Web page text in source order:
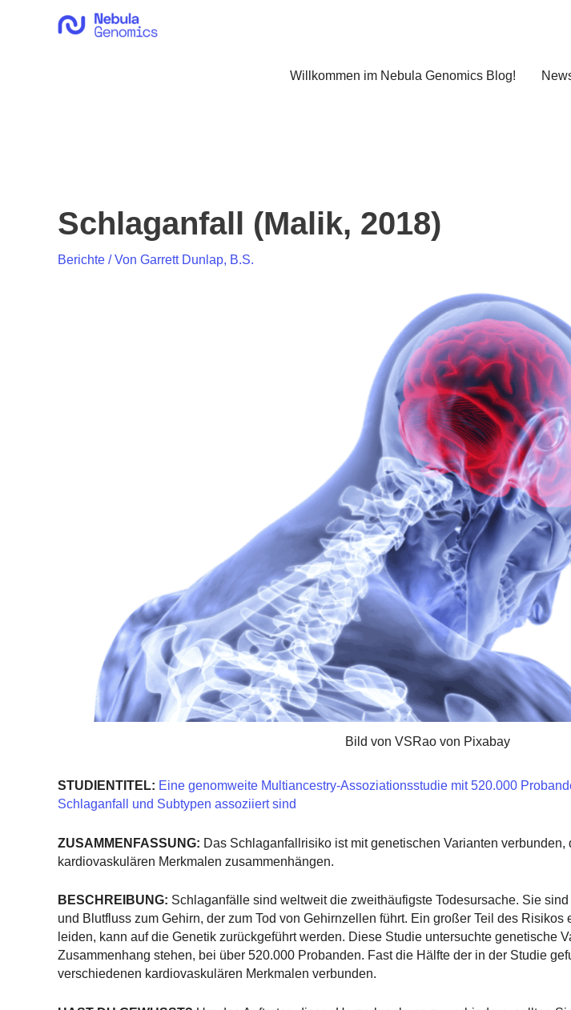
Willkommen im Nebula Genomics Blog!
Schlaganfall (Malik, 2018)
Berichte / Von Garrett Dunlap, B.S.
Bild von VSRao von Pixabay
STUDIENTITEL: Eine genomweite Multiancestry-Assoziationsstudie mit 520.000
Schlaganfall und Subtypen assoziiert sind
ZUSAMMENFASSUNG: Das Schlaganfallrisiko ist mit genetischen Varianten
kardiovaskulären Merkmalen zusammenhängen.
BESCHREIBUNG: Schlaganfälle sind weltweit die zweithäufigste Todesursache. Sie
und Blutfluss zum Gehirn, der zum Tod von Gehirnzellen führt. Ein großer Teil des
leiden, kann auf die Genetik zurückgeführt werden. Diese Studie untersuchte genetische
Zusammenhang stehen, bei über 520.000 Probanden. Fast die Hälfte der in der Studie
verschiedenen kardiovaskulären Merkmalen verbunden.